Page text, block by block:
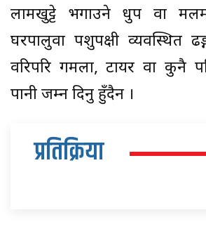
लामखुट्टे भगाउने धुप वा
घरपालुवा पशुपक्षी व्यवस्थित
वरिपरि गमला, टायर वा कुनै
पानी जम्न दिनु हुँदैन ।
प्रतिक्रिया